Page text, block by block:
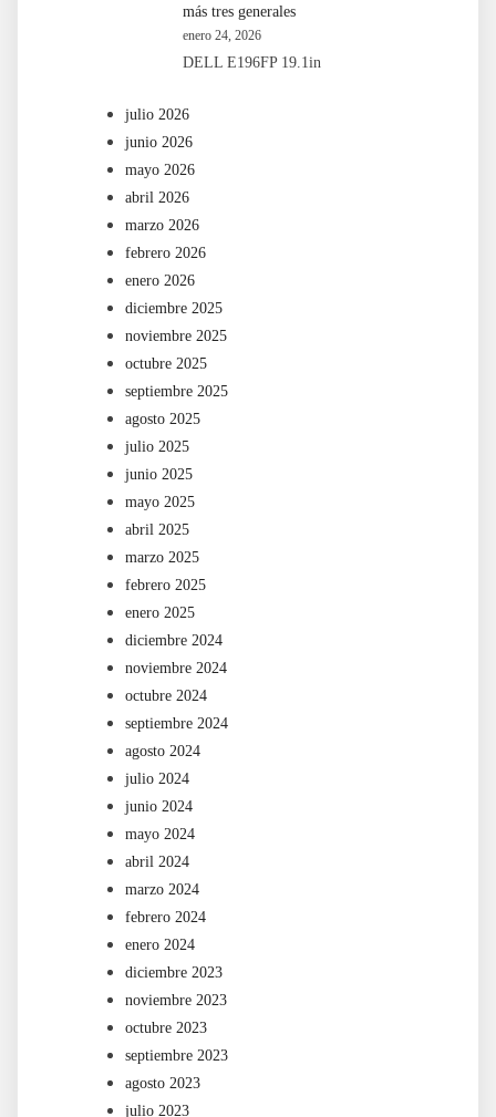
más tres generales
enero 24, 2026
DELL E196FP 19.1in
julio 2026
junio 2026
mayo 2026
abril 2026
marzo 2026
febrero 2026
enero 2026
diciembre 2025
noviembre 2025
octubre 2025
septiembre 2025
agosto 2025
julio 2025
junio 2025
mayo 2025
abril 2025
marzo 2025
febrero 2025
enero 2025
diciembre 2024
noviembre 2024
octubre 2024
septiembre 2024
agosto 2024
julio 2024
junio 2024
mayo 2024
abril 2024
marzo 2024
febrero 2024
enero 2024
diciembre 2023
noviembre 2023
octubre 2023
septiembre 2023
agosto 2023
julio 2023